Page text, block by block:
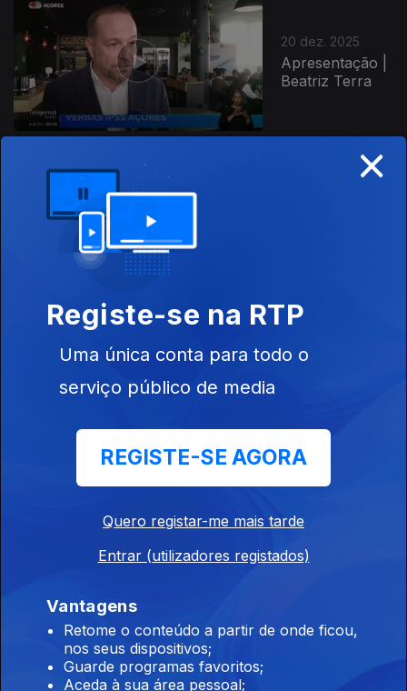
20 dez. 2025
Apresentação |
Beatriz Terra
18 dez. 2025
17 dez. 2025
João Simas
×
Registe-se na RTP
Uma única conta para todo o
serviço público de media
REGISTE-SE AGORA
Quero registar-me mais tarde
Entrar (utilizadores registados)
Vantagens
Retome o conteúdo a partir de onde ficou,
nos seus dispositivos;
Guarde programas favoritos;
Aceda à sua área pessoal;